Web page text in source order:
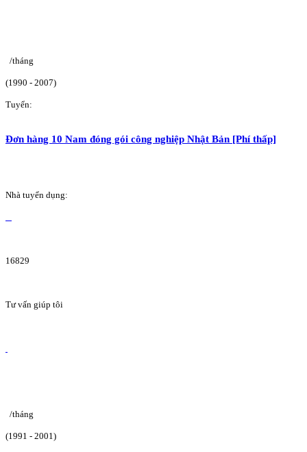
/tháng
(1990 - 2007)
Tuyển:
Đơn hàng 10 Nam đóng gói công nghiệp Nhật Bản [Phí thấp]
Nhà tuyển dụng:
16829
Tư vấn giúp tôi
/tháng
(1991 - 2001)